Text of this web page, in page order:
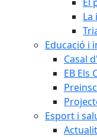
La
Educació i
Casal
EB Els
Esport i